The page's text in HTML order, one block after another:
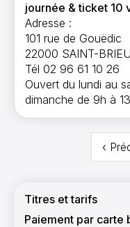
Navigation
Titres et tarifs
Paiement par carte
journée & ticket 10
Adresse :
101 rue de Gouëdic
22000 SAINT-
Tél 02 96 61 10 26
Ouvert du lundi au
dimanche de 9h à
Page
‹